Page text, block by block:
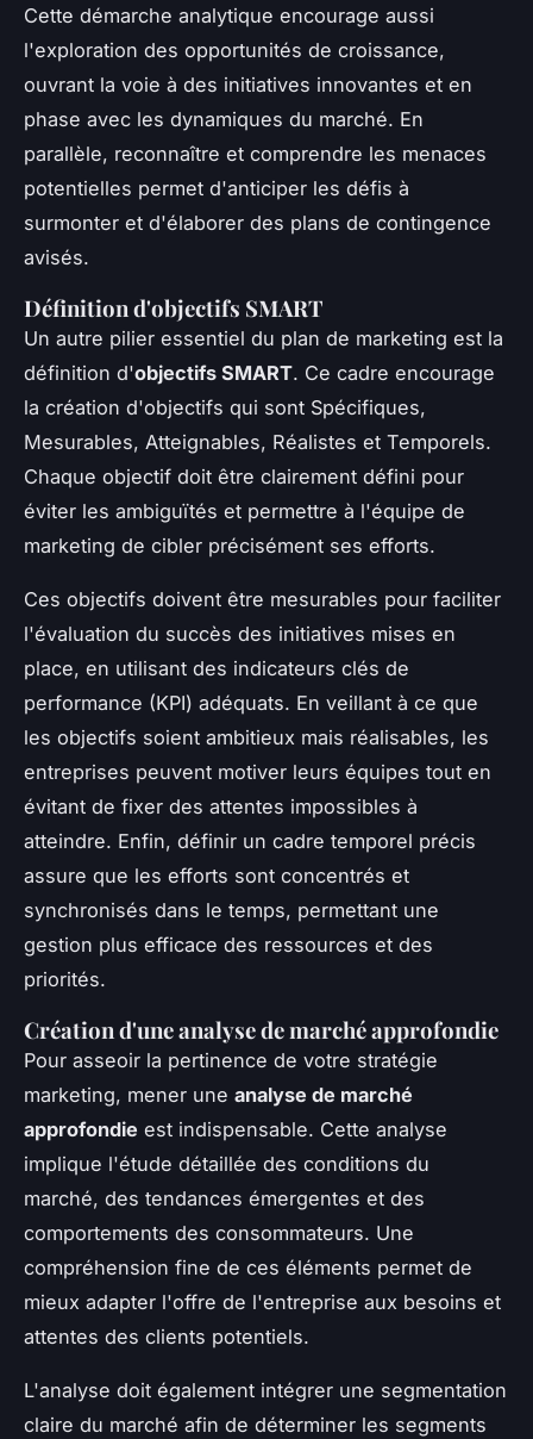
Cette démarche analytique encourage aussi
l'exploration des opportunités de croissance,
ouvrant la voie à des initiatives innovantes et en
phase avec les dynamiques du marché. En
parallèle, reconnaître et comprendre les menaces
potentielles permet d'anticiper les défis à
surmonter et d'élaborer des plans de contingence
avisés.
Définition d'objectifs SMART
Un autre pilier essentiel du plan de marketing est la
définition d'objectifs SMART. Ce cadre encourage
la création d'objectifs qui sont Spécifiques,
Mesurables, Atteignables, Réalistes et Temporels.
Chaque objectif doit être clairement défini pour
éviter les ambiguïtés et permettre à l'équipe de
marketing de cibler précisément ses efforts.
Ces objectifs doivent être mesurables pour faciliter
l'évaluation du succès des initiatives mises en
place, en utilisant des indicateurs clés de
performance (KPI) adéquats. En veillant à ce que
les objectifs soient ambitieux mais réalisables, les
entreprises peuvent motiver leurs équipes tout en
évitant de fixer des attentes impossibles à
atteindre. Enfin, définir un cadre temporel précis
assure que les efforts sont concentrés et
synchronisés dans le temps, permettant une
gestion plus efficace des ressources et des
priorités.
Création d'une analyse de marché approfondie
Pour asseoir la pertinence de votre stratégie
marketing, mener une analyse de marché
approfondie est indispensable. Cette analyse
implique l'étude détaillée des conditions du
marché, des tendances émergentes et des
comportements des consommateurs. Une
compréhension fine de ces éléments permet de
mieux adapter l'offre de l'entreprise aux besoins et
attentes des clients potentiels.
L'analyse doit également intégrer une segmentation
claire du marché afin de déterminer les segments